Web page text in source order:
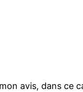
avis, dans ce